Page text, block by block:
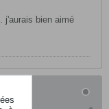
j'aurais bien aimé